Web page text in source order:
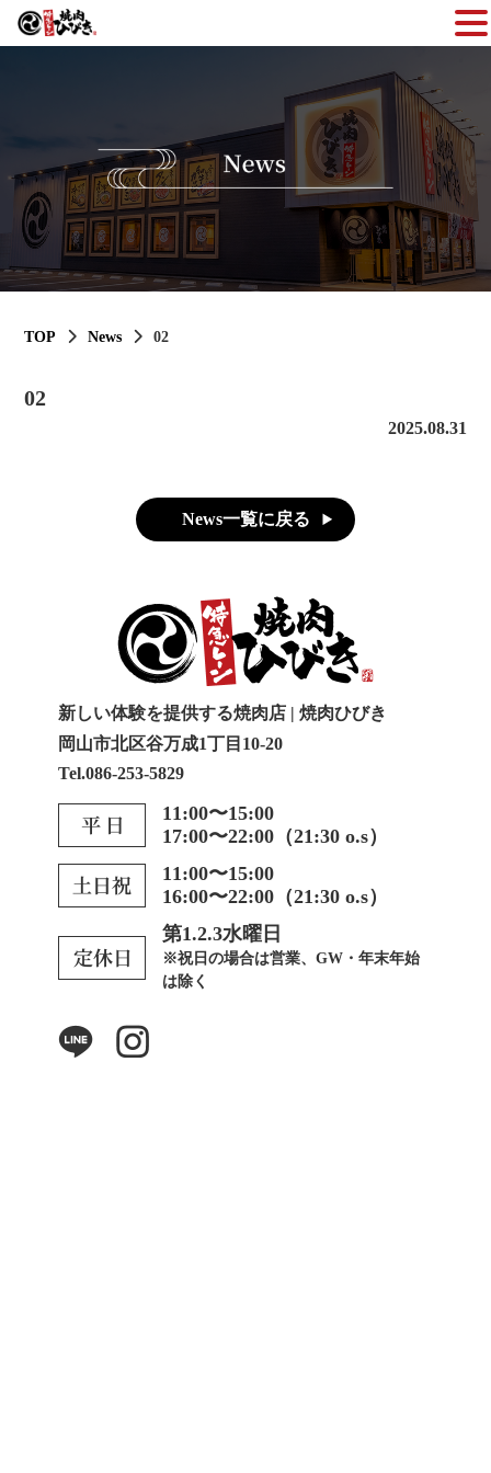
TOP News 02
02
2025.08.31
News一覧に戻る
新しい体験を提供する焼肉店 | 焼肉ひびき
岡山市北区谷万成1丁目10-20
Tel.086-253-5829
11:00〜15:00
17:00〜22:00（21:30 o.s）
11:00〜15:00
16:00〜22:00（21:30 o.s）
第1.2.3水曜日
※祝日の場合は営業、GW・年末年始
は除く